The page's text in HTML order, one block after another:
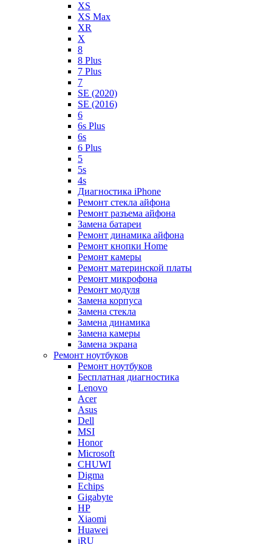
XS
XS Max
XR
X
8
8 Plus
7 Plus
7
SE (2020)
SE (2016)
6
6s Plus
6s
6 Plus
5
5s
4s
Диагностика iPhone
Ремонт стекла айфона
Ремонт разъема айфона
Замена батареи
Ремонт динамика айфона
Ремонт кнопки Home
Ремонт камеры
Ремонт материнской платы
Ремонт микрофона
Ремонт модуля
Замена корпуса
Замена стекла
Замена динамика
Замена камеры
Замена экрана
Ремонт ноутбуков
Ремонт ноутбуков
Бесплатная диагностика
Lenovo
Acer
Asus
Dell
MSI
Honor
Microsoft
CHUWI
Digma
Echips
Gigabyte
HP
Xiaomi
Huawei
iRU